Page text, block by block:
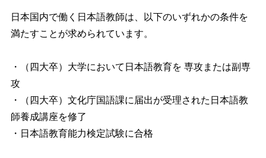
日本国内で働く日本語教師は、以下のいずれかの条件を
満たすことが求められています。
・（四大卒）大学において日本語教育を 専攻または副専
攻
・（四大卒）文化庁国語課に届出が受理された日本語教
師養成講座を修了
・日本語教育能力検定試験に合格